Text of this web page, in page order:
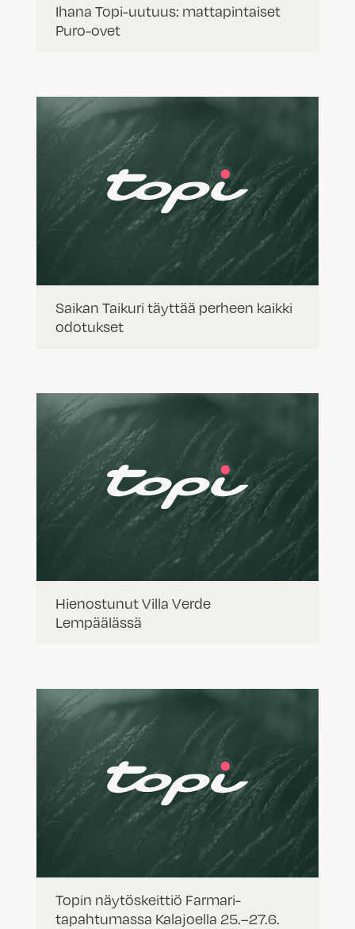
Ihana Topi-uutuus: mattapintaiset
Puro-ovet
Saikan Taikuri täyttää perheen kaikki
odotukset
Hienostunut Villa Verde
Lempäälässä
Topin näytöskeittiö Farmari-
tapahtumassa Kalajoella 25.–27.6.